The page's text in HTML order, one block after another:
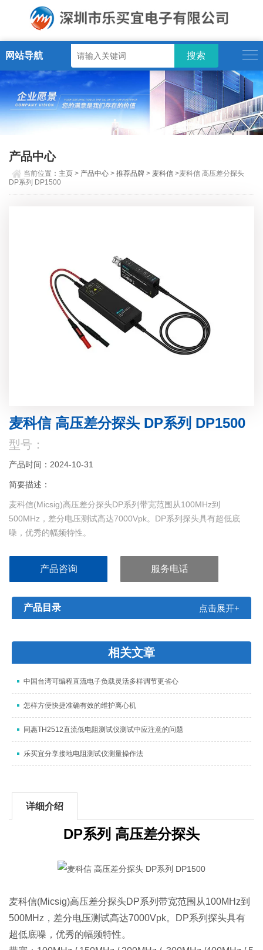
网站导航
产品中心
当前位置： 主页 > 产品中心 >推荐品牌 > 麦科信 >麦科信 高压差分探头
DP系列 DP1500
麦科信 高压差分探头 DP系列 DP1500
型号：
产品时间：2024-10-31
简要描述：
麦科信(Micsig)高压差分探头DP系列带宽范围从100MHz到
500MHz，差分电压测试高达7000Vpk。DP系列探头具有超低底
噪，优秀的幅频特性。
产品咨询 服务电话
产品目录 点击展开+
相关文章
中国台湾可编程直流电子负载灵活多样调节更省心
怎样方便快捷准确有效的维护离心机
同惠TH2512直流低电阻测试仪测试中应注意的问题
乐买宜分享接地电阻测试仪测量操作法
详细介绍
DP系列 高压差分探头
麦科信(Micsig)高压差分探头DP系列带宽范围从100MHz到
500MHz，差分电压测试高达7000Vpk。DP系列探头具有
超低底噪，优秀的幅频特性。